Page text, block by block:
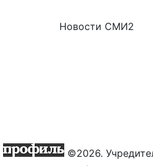
Новости СМИ2
©2026.